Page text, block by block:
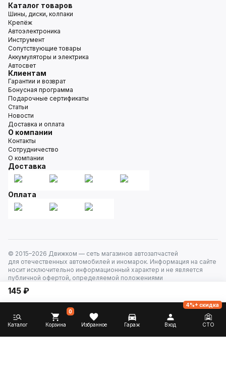
145 ₽
Каталог товаров
Шины, диски, колпаки
Крепёж
Автоэлектроника
Инструмент
Сопутствующие товары
Аккумуляторы и электрика
Автосвет
Клиентам
Гарантии и возврат
Бонусная программа
Подарочные сертификаты
Статьи
Новости
Доставка и оплата
О компании
Контакты
Сотрудничество
О компании
Доставка
Оплата
© 2015–2026 Движком — сеть магазинов автозапчастей
для отечественных автомобилей и иномарок. Информация на сайте
носит исключительно информационный характер и не является
публичной офертой, определяемой положениями
Каталог Корзина
0
Избранное Гараж Вход СТО
4%+ скидка